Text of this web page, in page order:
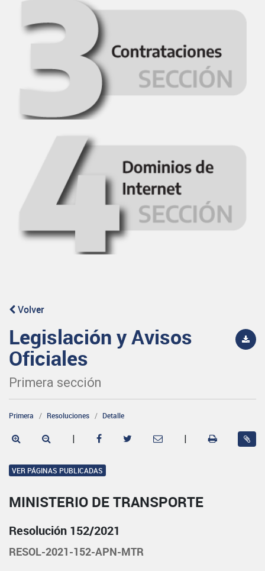
Volver
Legislación y Avisos
Oficiales
Primera sección
Primera Resoluciones Detalle
| |
VER PÁGINAS PUBLICADAS
MINISTERIO DE TRANSPORTE
Resolución 152/2021
RESOL-2021-152-APN-MTR